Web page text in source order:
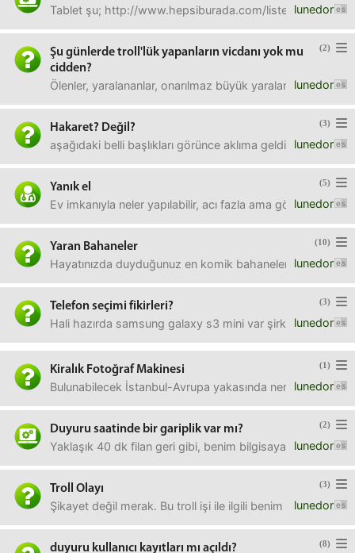
lunedor
Tablet şu; http://www.hepsiburada.com/liste/mobee-
(2)
Şu günlerde troll'lük yapanların vicdanı yok mu
cidden?
lunedor
Ölenler, yaralananlar, onarılmaz büyük yaralar açılıyor
(3)
Hakaret? Değil?
lunedor
aşağıdaki belli başlıkları görünce aklıma geldi
(5)
Yanık el
lunedor
Ev imkanıyla neler yapılabilir, acı fazla ama görünüm
(10)
Yaran Bahaneler
lunedor
Hayatınızda duyduğunuz en komik bahaneler
(3)
Telefon seçimi fikirleri?
lunedor
Hali hazırda samsung galaxy s3 mini var şirket telefonu
(1)
Kiralık Fotoğraf Makinesi
lunedor
Bulunabilecek İstanbul-Avrupa yakasında nereleri var?
(2)
Duyuru saatinde bir gariplik var mı?
lunedor
Yaklaşık 40 dk filan geri gibi, benim bilgisayarın saati de
(3)
Troll Olayı
lunedor
Şikayet değil merak. Bu troll işi ile ilgili benim ilk
(8)
duyuru kullanıcı kayıtları mı açıldı?